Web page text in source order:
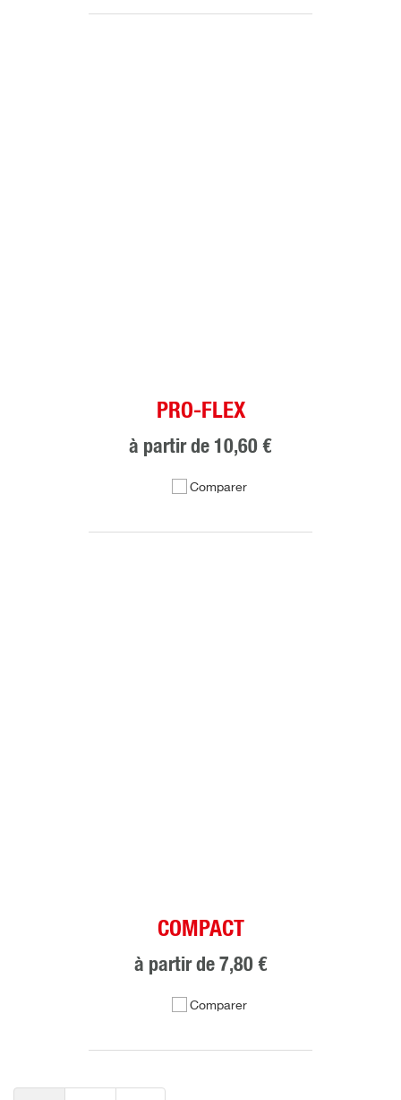
PRO-FLEX
à partir de 10,60 €
Comparer
COMPACT
à partir de 7,80 €
Comparer